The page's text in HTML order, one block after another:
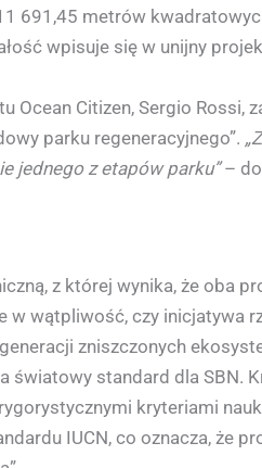
691,45 metrów
wpisuje się w unijny
Citizen, Sergio Rossi,
parku regeneracyjnego”.
jednego z etapów parku”–
z której wynika, że oba
w wątpliwość, czy inicjatywa
zniszczonych
światowy standard dla
kryteriami
IUCN, co oznacza, że